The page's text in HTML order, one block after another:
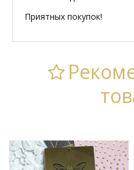
Приятных покупок!